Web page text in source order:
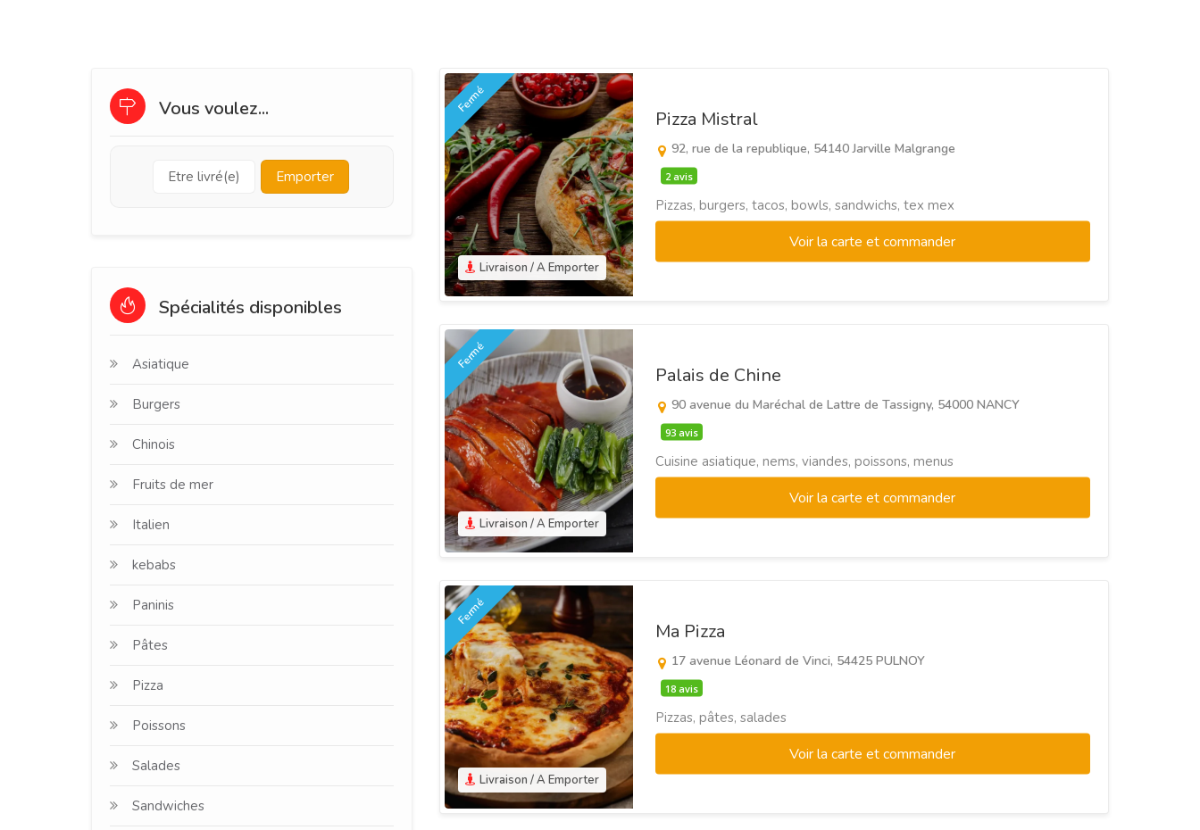
Vous voulez...
Etre livré(e) Emporter
Spécialités disponibles
Asiatique
Burgers
Chinois
Fruits de mer
Italien
kebabs
Paninis
Pâtes
Pizza
Poissons
Salades
Sandwiches
Livraison / A Emporter
Fermé
Pizza Mistral
92, rue de la republique, 54140 Jarville Malgrange
2 avis
Pizzas, burgers, tacos, bowls, sandwichs, tex mex
Voir la carte et commander
Livraison / A Emporter
Fermé
Palais de Chine
90 avenue du Maréchal de Lattre de Tassigny, 54000 NANCY
93 avis
Cuisine asiatique, nems, viandes, poissons, menus
Voir la carte et commander
Livraison / A Emporter
Fermé
Ma Pizza
17 avenue Léonard de Vinci, 54425 PULNOY
18 avis
Pizzas, pâtes, salades
Voir la carte et commander